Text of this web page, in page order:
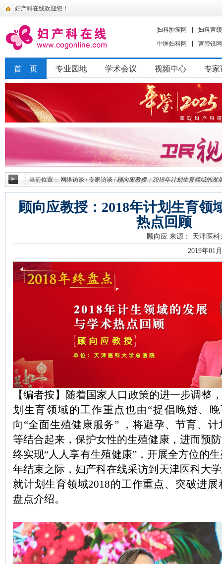
妇产科在线欢迎您！
妇科肿瘤网
妇科宫
中医妇科网
宫腔镜网
首 页 专业园地 学术会议 视频中心 专家
当前位置：网络访谈 / 专家访谈 / 顾向应教授：2018年计划生育领域的发
顾向应教授：2018年计划生育领
热点回顾
顾向应 来源： 天津医科
2019年01
【编者按】随着国家人口政策的进一步调整
划生育领域的工作重点也由“提倡晚婚、
向“全面生殖健康服务” ，将避孕、节育、
等结合起来，保护女性的生殖健康，进而预
终实现“人人享有生殖健康”，开展全方位的
年结束之际，妇产科在线采访到天津医科大
就计划生育领域2018的工作重点、突破进
盘点介绍。